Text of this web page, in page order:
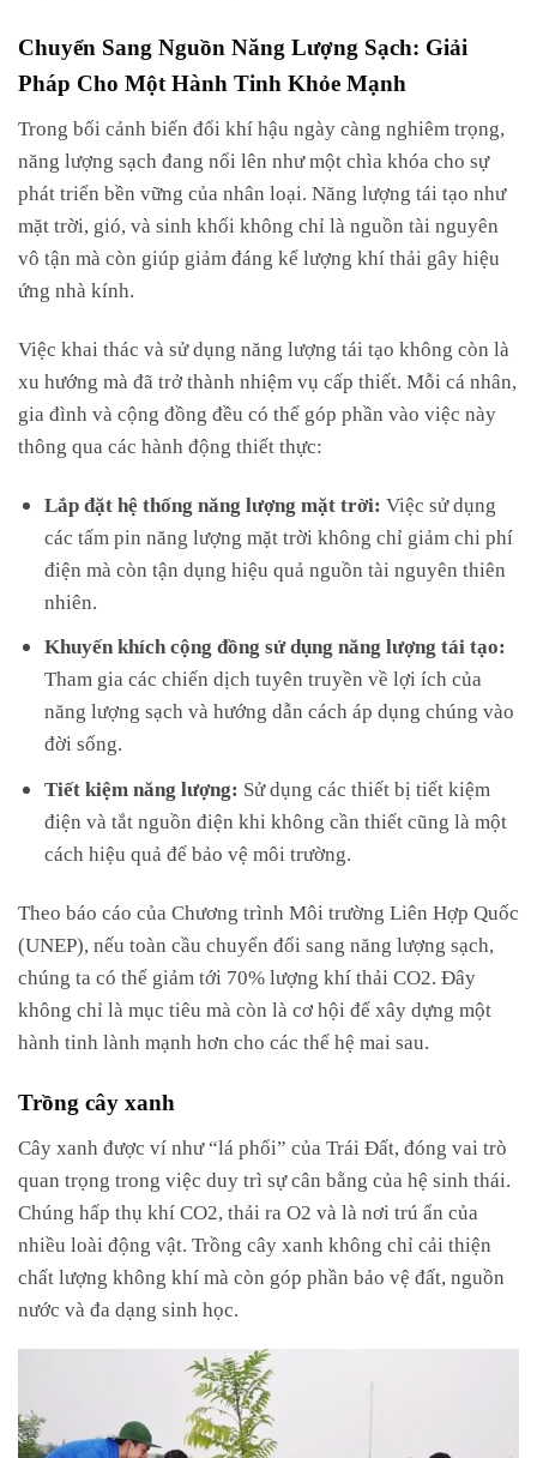
Chuyển Sang Nguồn Năng Lượng Sạch: Giải
Pháp Cho Một Hành Tinh Khỏe Mạnh
Trong bối cảnh biến đổi khí hậu ngày càng nghiêm trọng,
năng lượng sạch đang nổi lên như một chìa khóa cho sự
phát triển bền vững của nhân loại. Năng lượng tái tạo như
mặt trời, gió, và sinh khối không chỉ là nguồn tài nguyên
vô tận mà còn giúp giảm đáng kể lượng khí thải gây hiệu
ứng nhà kính.
Việc khai thác và sử dụng năng lượng tái tạo không còn là
xu hướng mà đã trở thành nhiệm vụ cấp thiết. Mỗi cá nhân,
gia đình và cộng đồng đều có thể góp phần vào việc này
thông qua các hành động thiết thực:
Lắp đặt hệ thống năng lượng mặt trời: Việc sử dụng
các tấm pin năng lượng mặt trời không chỉ giảm chi phí
điện mà còn tận dụng hiệu quả nguồn tài nguyên thiên
nhiên.
Khuyến khích cộng đồng sử dụng năng lượng tái tạo:
Tham gia các chiến dịch tuyên truyền về lợi ích của
năng lượng sạch và hướng dẫn cách áp dụng chúng vào
đời sống.
Tiết kiệm năng lượng: Sử dụng các thiết bị tiết kiệm
điện và tắt nguồn điện khi không cần thiết cũng là một
cách hiệu quả để bảo vệ môi trường.
Theo báo cáo của Chương trình Môi trường Liên Hợp Quốc
(UNEP), nếu toàn cầu chuyển đổi sang năng lượng sạch,
chúng ta có thể giảm tới 70% lượng khí thải CO2. Đây
không chỉ là mục tiêu mà còn là cơ hội để xây dựng một
hành tinh lành mạnh hơn cho các thế hệ mai sau.
Trồng cây xanh
Cây xanh được ví như “lá phổi” của Trái Đất, đóng vai trò
quan trọng trong việc duy trì sự cân bằng của hệ sinh thái.
Chúng hấp thụ khí CO2, thải ra O2 và là nơi trú ẩn của
nhiều loài động vật. Trồng cây xanh không chỉ cải thiện
chất lượng không khí mà còn góp phần bảo vệ đất, nguồn
nước và đa dạng sinh học.